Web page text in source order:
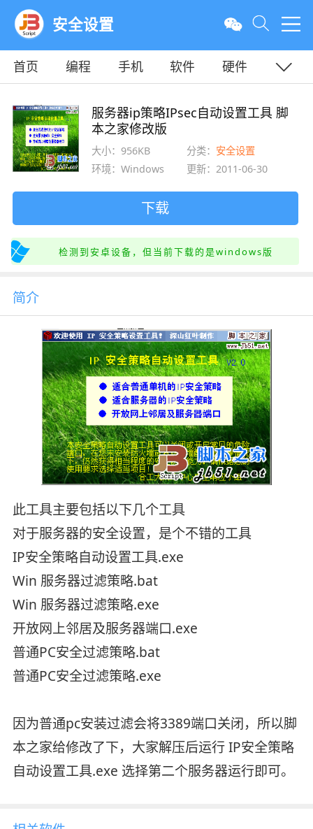
安全设置
首页 编程 手机 软件
硬件
服务器ip策略IPsec自动设置工具 脚
本之家修改版
大小：956KB 分类： 安全设置
环境：Windows
更新：2011-06-30
下载
检测到安卓设备，但当前下载的是windows版
简介
此工具主要包括以下几个工具
对于服务器的安全设置，是个不错的工具
IP安全策略自动设置工具.exe
Win 服务器过滤策略.bat
Win 服务器过滤策略.exe
开放网上邻居及服务器端口.exe
普通PC安全过滤策略.bat
普通PC安全过滤策略.exe
因为普通pc安装过滤会将3389端口关闭，所以脚
本之家给修改了下，大家解压后运行 IP安全策略
自动设置工具.exe 选择第二个服务器运行即可。